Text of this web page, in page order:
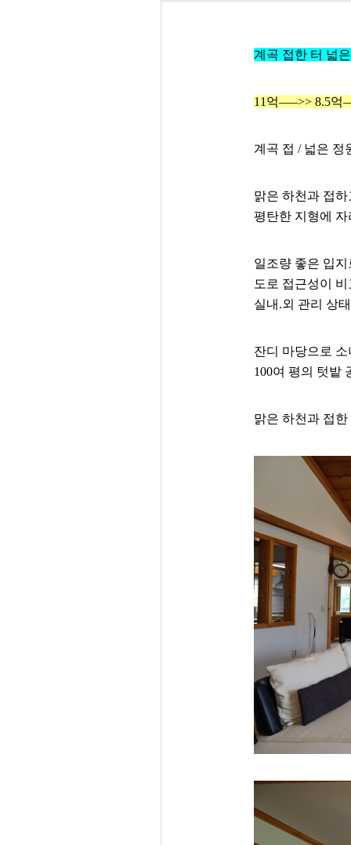
계곡 접한 터 넓
11억—–>> 8.5억
계곡 접 / 넓은 정
맑은 하천과 접
평탄한 지형에
일조량 좋은 입지
도로 접근성이
실내.외 관리 상
잔디 마당으로
100여 평의 텃밭
맑은 하천과 접